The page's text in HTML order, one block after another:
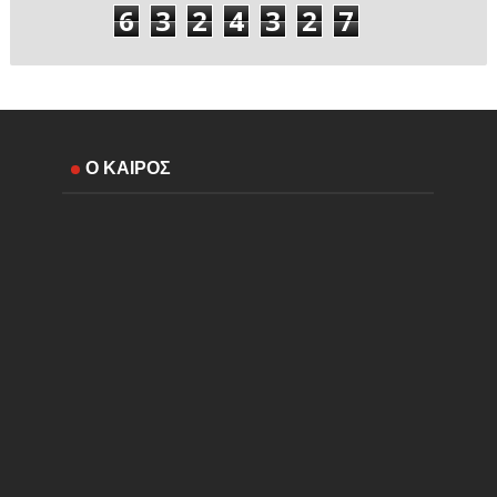
6 3 2 4 3 2 7
Ο ΚΑΙΡΟΣ